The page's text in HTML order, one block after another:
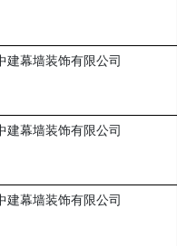
建幕墙装饰有限公司
建幕墙装饰有限公司
建幕墙装饰有限公司